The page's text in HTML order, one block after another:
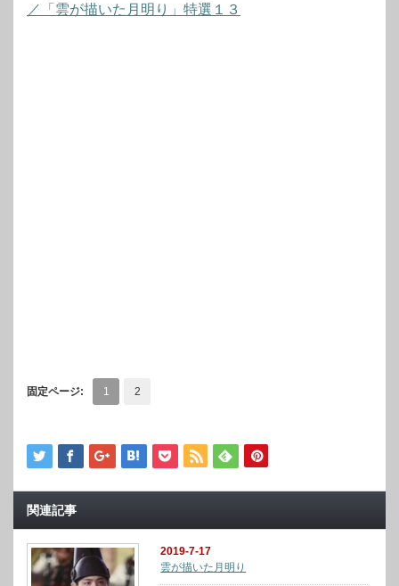
／「雲が描いた月明り」特選１３
固定ページ: 1 2
関連記事
2019-7-17
雲が描いた月明り